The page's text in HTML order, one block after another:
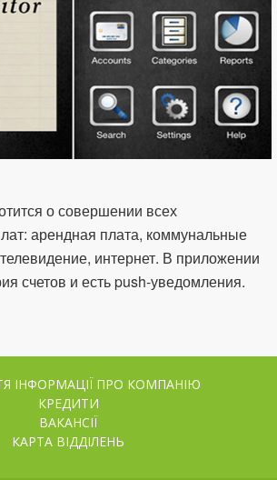
о совершении всех
арендная плата, коммунальные
интернет. В приложении
счетов и есть push-уведомления.
ІНФОРМАЦІЇ ПРО КОМПАНІЮ
КРЕДИТИ
ВАКАНСІЇ
КАРТА ВІДДІЛЕНЬ